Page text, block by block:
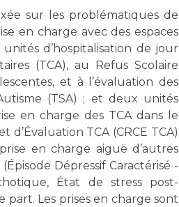
Nord
sur les problématiques de
en charge avec des espaces
d’hospitalisation de jour
(TCA), au Refus Scolaire
et à l’évaluation des
(TSA) ; et deux unités
en charge des TCA dans le
TCA (CRCE TCA)
en charge aiguë d’autres
Dépressif Caractérisé -
État de stress post-
part. Les prises en charge sont